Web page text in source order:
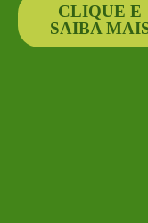
CLIQUE E
SAIBA